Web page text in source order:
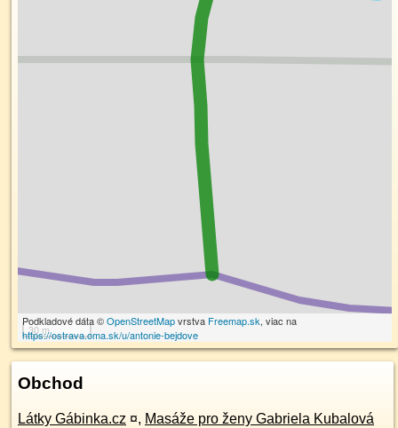
30 m
Podkladové dáta ©OpenStreetMapvrstva Freemap.sk, viac na
https://ostrava.oma.sk/u/antonie-bejdove
Obchod
Látky Gábinka.cz ¤, Masáže pro ženy Gabriela Kubalová